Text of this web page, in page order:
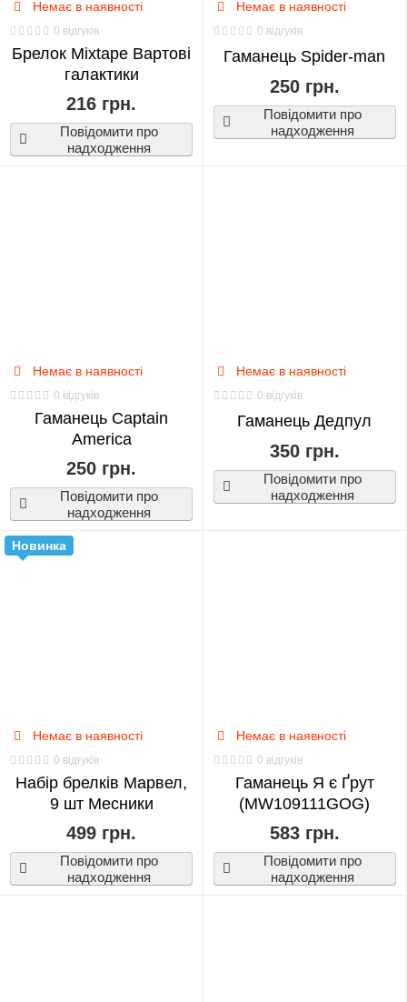
Немає в наявності
0 відгуків
Брелок Mixtape Вартові
галактики
216 грн.
Повідомити про
надходження
Немає в наявності
0 відгуків
Гаманець Spider-man
250 грн.
Повідомити про
надходження
Немає в наявності
0 відгуків
Гаманець Captain
America
250 грн.
Повідомити про
надходження
Немає в наявності
0 відгуків
Гаманець Дедпул
350 грн.
Повідомити про
надходження
Новинка
Немає в наявності
0 відгуків
Набір брелків Марвел,
9 шт Месники
499 грн.
Повідомити про
надходження
Немає в наявності
0 відгуків
Гаманець Я є Ґрут
(MW109111GOG)
583 грн.
Повідомити про
надходження